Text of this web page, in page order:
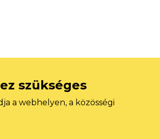
szükséges
a webhelyen, a közösségi